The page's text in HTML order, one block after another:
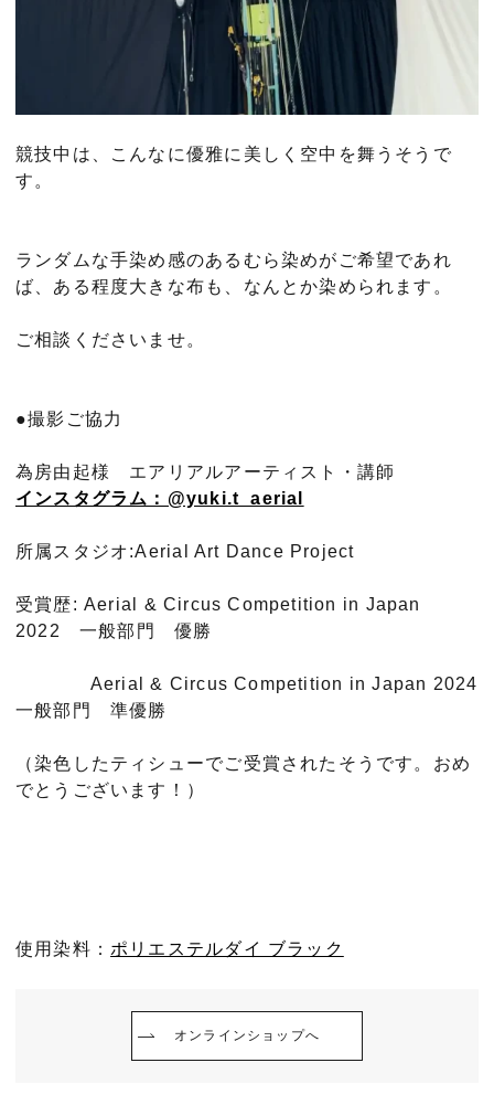
競技中は、こんなに優雅に美しく空中を舞うそうで
す。
ランダムな手染め感のあるむら染めがご希望であれ
ば、ある程度大きな布も、なんとか染められます。
ご相談くださいませ。
●撮影ご協力
為房由起様 エアリアルアーティスト・講師
インスタグラム：@yuki.t_aerial
所属スタジオ:Aerial Art Dance Project
受賞歴: Aerial & Circus Competition in Japan
2022 一般部門 優勝
Aerial & Circus Competition in Japan 2024
一般部門 準優勝
（染色したティシューでご受賞されたそうです。おめ
でとうございます！）
使用染料： ポリエステルダイ ブラック
オンラインショップへ